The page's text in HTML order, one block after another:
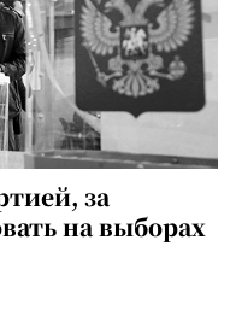
за
на выборах